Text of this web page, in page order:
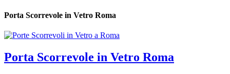
Porta Scorrevole in Vetro Roma
Porta Scorrevole in Vetro Roma